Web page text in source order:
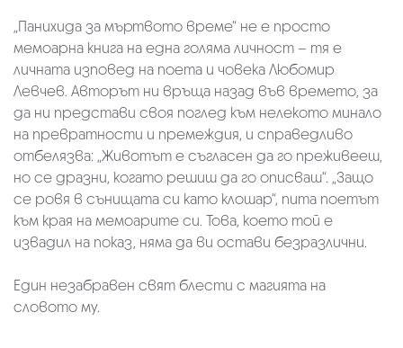
„Панихида за мъртвото време“ не е просто
мемоарна книга на една голяма личност – тя е
личната изповед на поета и човека Любомир
Левчев. Авторът ни връща назад във времето, за
да ни представи своя поглед към нелекото минало
на превратности и премеждия, и справедливо
отбелязва: „Животът е съгласен да го преживееш,
но се дразни, когато решиш да го описваш“. „Защо
се ровя в сънищата си като клошар“, пита поетът
към края на мемоарите си. Това, което той е
извадил на показ, няма да ви остави безразлични.
Един незабравен свят блести с магията на
словото му.